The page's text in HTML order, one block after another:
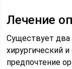
Лечение
Существует два
хирургический
предпочтение